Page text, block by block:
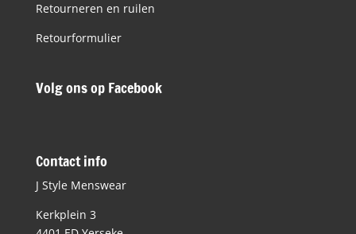
Retourneren en ruilen
Retourformulier
Volg ons op Facebook
Contact info
J Style Menswear
Kerkplein 3